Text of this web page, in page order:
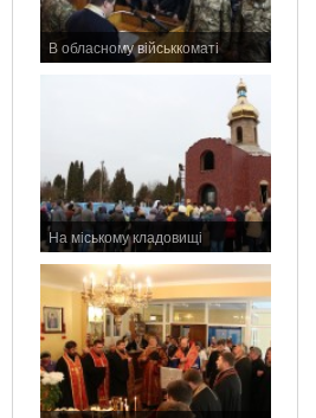
В обласному військкоматі
На міському кладовищі